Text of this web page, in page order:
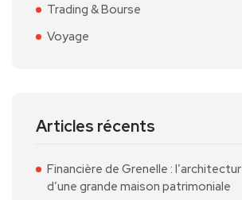
Trading & Bourse
Voyage
Articles récents
Financière de Grenelle :
d’une grande maison patrimoniale